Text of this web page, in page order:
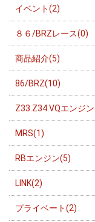
イベント(2)
８６/BRZレース(0)
商品紹介(5)
86/BRZ(10)
Z33.Z34.VQエンジ
MRS(1)
RBエンジン(5)
LINK(2)
プライベート(2)